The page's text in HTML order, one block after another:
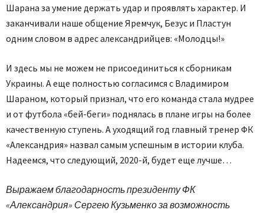
Шарана за умение держать удар и проявлять характер. И
заканчивали наше общение Яремчук, Безус и Пластун
одним словом в адрес александрийцев: «Молодцы!»
И здесь мы не можем не присоединиться к сборникам
Украины. А еще полностью согласимся с Владимиром
Шараном, который признал, что его команда стала мудрее
и от футбола «бей-беги» поднялась в плане игры на более
качественную ступень. А уходящий год главный тренер ФК
«Александрия» назвал самым успешным в истории клуба.
Надеемся, что следующий, 2020-й, будет еще лучше…
Выражаем благодарность президенту ФК
«Александрия» Сергею Кузьменко за возможность